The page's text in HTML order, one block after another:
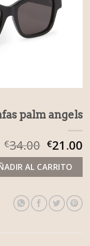
palm angels
€34.00 €21.00
AL CARRITO